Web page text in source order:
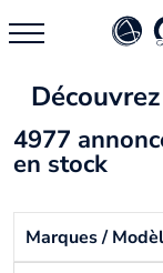
4977
en stock
Marques /